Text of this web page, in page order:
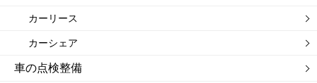
カーリース
カーシェア
車の点検整備